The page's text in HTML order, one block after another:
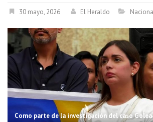
30 mayo, 2026 El Heraldo
Como parte de la investigación del caso